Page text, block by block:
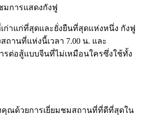
มการแสดงกังฟู
ก่าแก่ที่สุดและยั่งยืนที่สุดแห่งหนึ่ง กังฟู
สถานที่แห่งนี้เวลา 7.00 น. และ
รต่อสู้แบบจีนที่ไม่เหมือนใครซึ่งใช้ทั้ง
คุณด้วยการเยี่ยมชมสถานที่ที่ดีที่สุดใน